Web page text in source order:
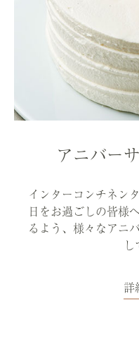
アニバー
インターコンチネン
日をお過ごしの皆様
るよう、様々なアニ
し
詳